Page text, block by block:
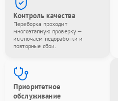
Контроль качества
Переборка проходит
многоэтапную проверку —
исключаем недоработки и
повторные сбои.
Приоритетное
обслуживание